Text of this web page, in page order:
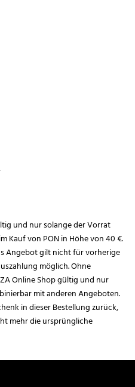
und nur solange der Vorrat
Kauf von PON in Höhe von 40 €.
Angebot gilt nicht für vorherige
möglich. Ohne
Online Shop gültig und nur
mit anderen Angeboten.
in dieser Bestellung zurück,
mehr die ursprüngliche